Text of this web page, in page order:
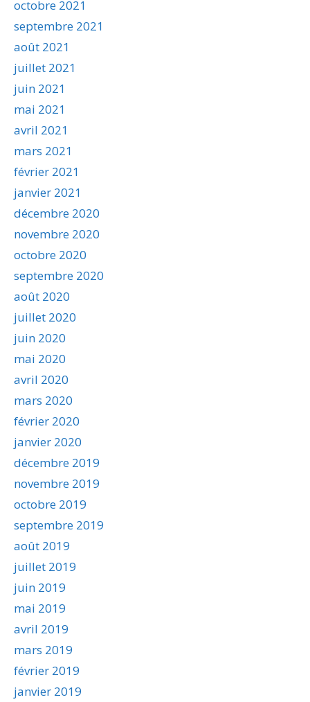
octobre 2021
septembre 2021
août 2021
juillet 2021
juin 2021
mai 2021
avril 2021
mars 2021
février 2021
janvier 2021
décembre 2020
novembre 2020
octobre 2020
septembre 2020
août 2020
juillet 2020
juin 2020
mai 2020
avril 2020
mars 2020
février 2020
janvier 2020
décembre 2019
novembre 2019
octobre 2019
septembre 2019
août 2019
juillet 2019
juin 2019
mai 2019
avril 2019
mars 2019
février 2019
janvier 2019